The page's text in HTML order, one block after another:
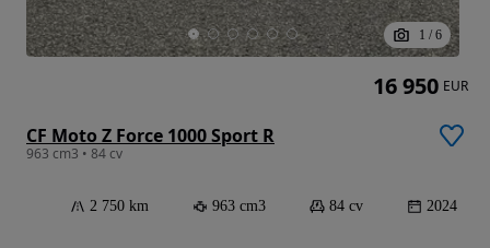
1 / 6
CF Moto Z Force 1000 Sport R
963 cm3 • 84 cv
2 750 km 963 cm3 84 cv 2024
16 950 EUR